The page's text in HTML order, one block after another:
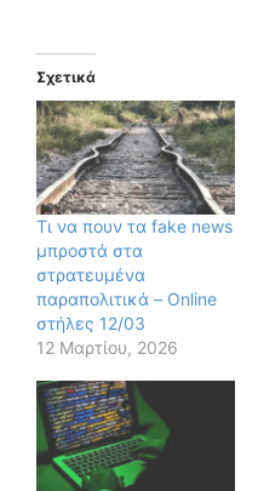
Σχετικά
Τι να πουν τα fake news
μπροστά στα
στρατευμένα
παραπολιτικά – Online
στήλες 12/03
12 Μαρτίου, 2026